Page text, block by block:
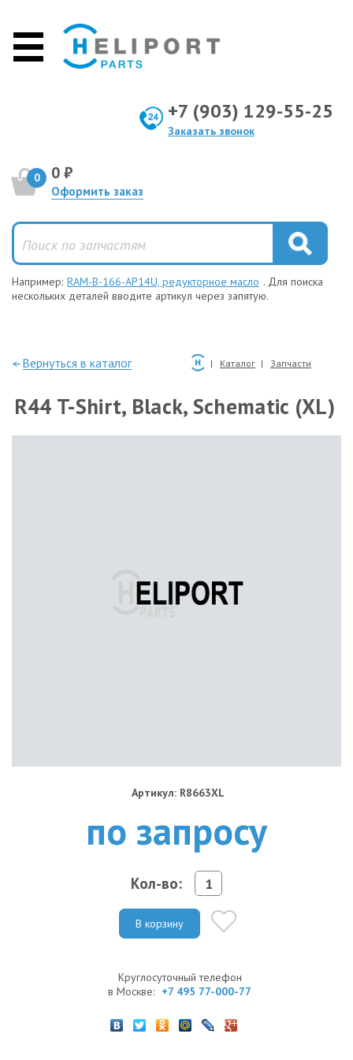
+7 (903) 129-55-25
Заказать звонок
0 0 ₽
Оформить заказ
Например: RAM-B-166-AP14U, редукторное масло . Для поиска
нескольких деталей вводите артикул через запятую.
—Вернуться в каталог Каталог Запчасти
R44 T-Shirt, Black, Schematic (XL)
Артикул: R8663XL
по запросу
Кол-во:
В корзину
Круглосуточный телефон
в Москве: +7 495 77-000-77